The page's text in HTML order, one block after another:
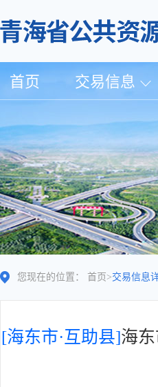
首页 交易信息
您现在的位置： 首页 >交易信息
[海东市·互助县]海